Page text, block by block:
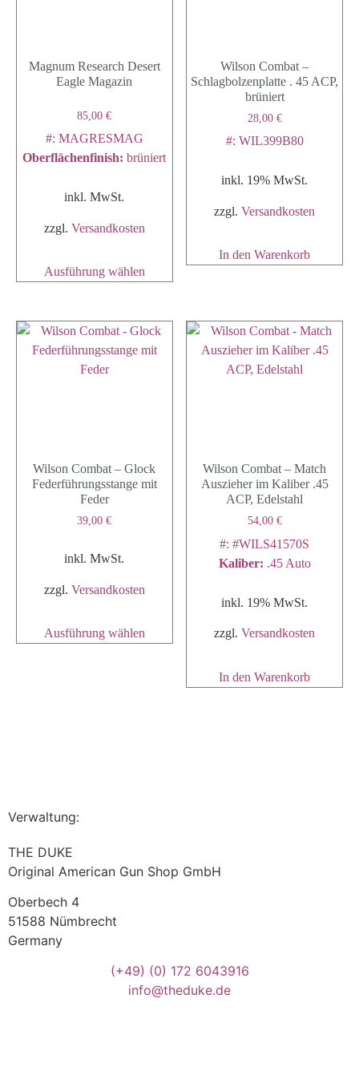
Magnum Research Desert
Eagle Magazin
85,00€
#: MAGRESMAG
Oberflächenfinish:brüniert
inkl. MwSt.
zzgl. Versandkosten
Ausführung wählen
Wilson Combat –
Schlagbolzenplatte . 45 ACP,
brüniert
28,00 €
#: WIL399B80
inkl. 19% MwSt.
zzgl.Versandkosten
In den Warenkorb
Wilson Combat – Glock
Federführungsstange mit
Feder
39,00€
inkl. MwSt.
zzgl. Versandkosten
Ausführung wählen
Wilson Combat – Match
Auszieher im Kaliber .45
ACP, Edelstahl
54,00 €
#: #WILS41570S
Kaliber: .45 Auto
inkl. 19% MwSt.
zzgl.Versandkosten
In den Warenkorb
Verwaltung:
THE DUKE
Original American Gun Shop GmbH
Oberbech 4
51588 Nümbrecht
Germany
(+49) (0) 172 6043916
info@theduke.de